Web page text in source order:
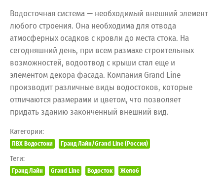
Водосточная система — необходимый внешний элемент
любого строения. Она необходима для отвода
атмосферных осадков с кровли до места стока. На
сегодняшний день, при всем размахе строительных
возможностей, водоотвод с крыши стал еще и
элементом декора фасада. Компания Grand Line
производит различные виды водостоков, которые
отличаются размерами и цветом, что позволяет
придать зданию законченный внешний вид.
Категории:
ПВХ Водостоки Гранд Лайн/Grand Line (Россия)
Теги:
Гранд Лайн Grand Line Водосток Желоб